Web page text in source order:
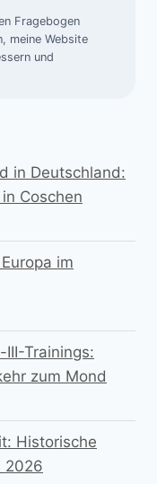
Fragebogen
meine Website
und
in Deutschland:
Coschen
im
Trainings:
zum Mond
Historische
2026